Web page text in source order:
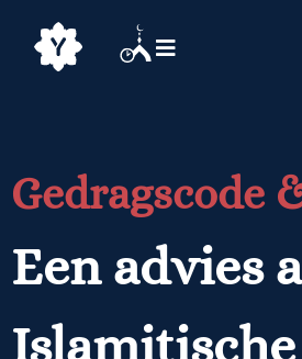
Gedragscode
Een advies
Islamitische